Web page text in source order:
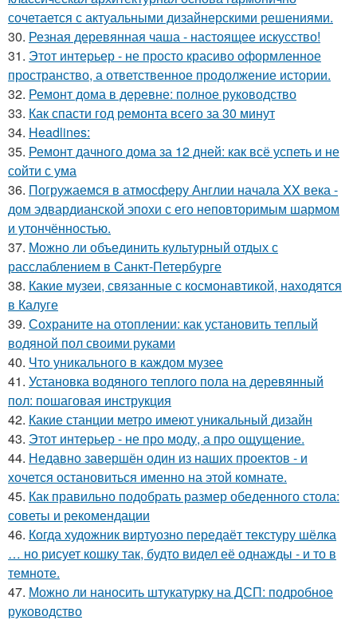
сочетается с актуальными дизайнерскими решениями.
30. Резная деревянная чаша - настоящее искусство!
31. Этот интерьер - не просто красиво оформленное
пространство, а ответственное продолжение истории.
32. Ремонт дома в деревне: полное руководство
33. Как спасти год ремонта всего за 30 минут
34. Headlines:
35. Ремонт дачного дома за 12 дней: как всё успеть и не
сойти с ума
36. Погружаемся в атмосферу Англии начала XX века -
дом эдвардианской эпохи с его неповторимым шармом
и утончённостью.
37. Можно ли объединить культурный отдых с
расслаблением в Санкт-Петербурге
38. Какие музеи, связанные с космонавтикой, находятся
в Калуге
39. Сохраните на отоплении: как установить теплый
водяной пол своими руками
40. Что уникального в каждом музее
41. Установка водяного теплого пола на деревянный
пол: пошаговая инструкция
42. Какие станции метро имеют уникальный дизайн
43. Этот интерьер - не про моду, а про ощущение.
44. Недавно завершён один из наших проектов - и
хочется остановиться именно на этой комнате.
45. Как правильно подобрать размер обеденного стола:
советы и рекомендации
46. Когда художник виртуозно передаёт текстуру шёлка
… но рисует кошку так, будто видел её однажды - и то в
темноте.
47. Можно ли наносить штукатурку на ДСП: подробное
руководство